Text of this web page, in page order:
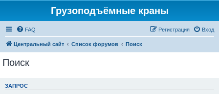
Грузоподъёмные краны
FAQ Вход
Регистрация
Центральный сайт Список форумов Поиск
Поиск
ЗАПРОС